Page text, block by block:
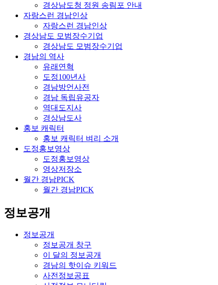
경상남도청 정원 송림포 안내
자랑스런 경남인상
자랑스런 경남인상
경상남도 모범장수기업
경상남도 모범장수기업
경남의 역사
유래연혁
도정100년사
경남방언사전
경남 독립유공자
역대도지사
경상남도사
홍보 캐릭터
홍보 캐릭터 벼리 소개
도정홍보영상
도정홍보영상
영상저장소
월간 경남PICK
월간 경남PICK
정보공개
정보공개
정보공개 창구
이 달의 정보공개
경남의 핫이슈 키워드
사전정보공표